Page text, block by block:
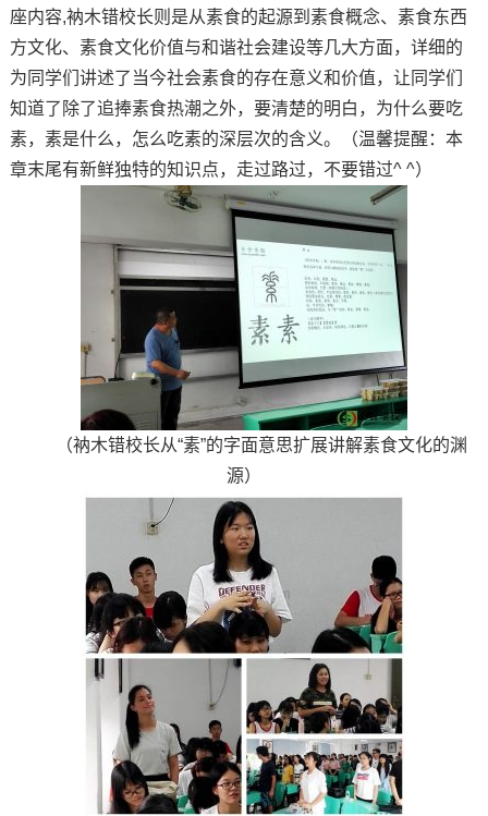
座内容,衲木错校长则是从素食的起源到素食概念、素食东西
方文化、素食文化价值与和谐社会建设等几大方面，详细的
为同学们讲述了当今社会素食的存在意义和价值，让同学们
知道了除了追捧素食热潮之外，要清楚的明白，为什么要吃
素，素是什么，怎么吃素的深层次的含义。（温馨提醒：本
章末尾有新鲜独特的知识点，走过路过，不要错过^ ^）
（衲木错校长从“素”的字面意思扩展讲解素食文化的渊
源）